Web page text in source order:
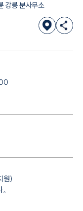
강릉 분사무소
원)